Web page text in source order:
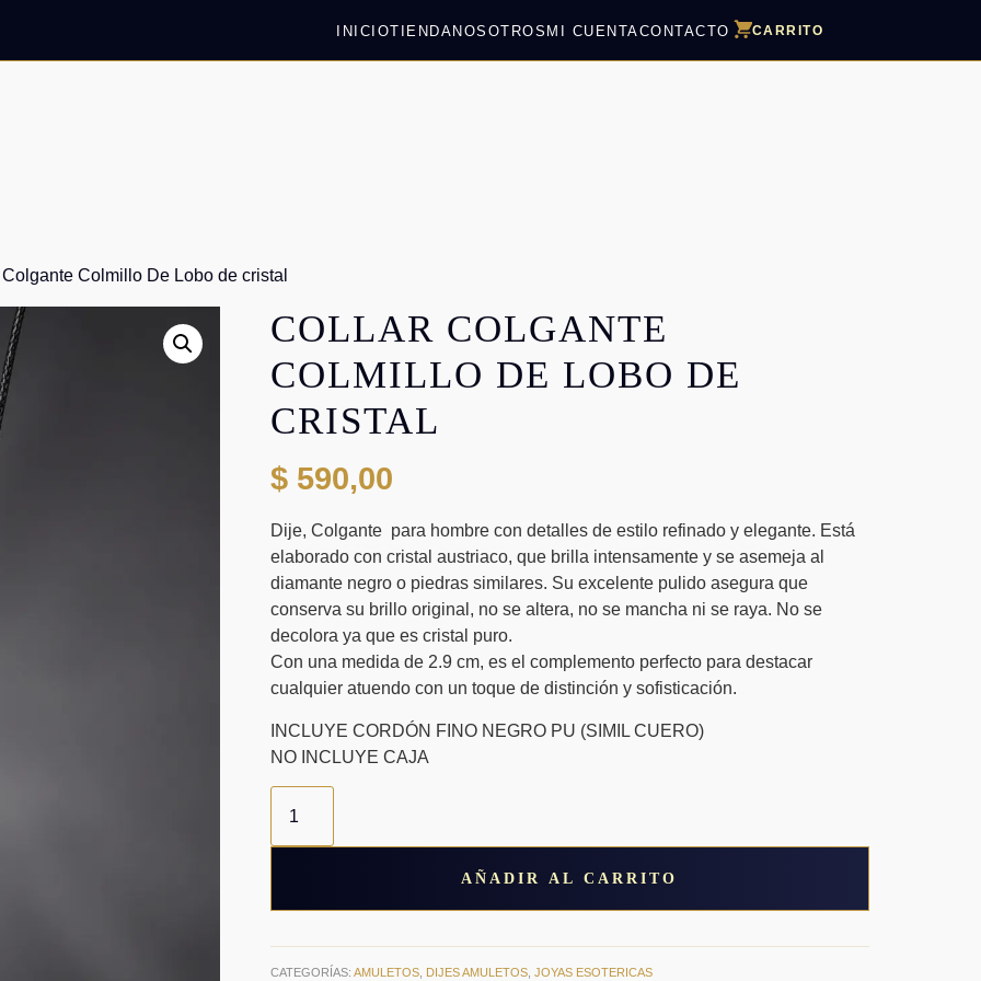
INICIOTIENDANOSOTROS MI CUENTACONTACTO CARRITO
Colmillo De Lobo de cristal
COLLAR COLGANTE
COLMILLO DE LOBO DE
CRISTAL
$590,00
Dije, Colgante para hombre con detalles de estilo refinado y elegante. Está
elaborado con cristal austriaco, que brilla intensamente y se asemeja al
diamante negro o piedras similares. Su excelente pulido asegura que
conserva su brillo original, no se altera, no se mancha ni se raya. No se
decolora ya que es cristal puro.
Con una medida de 2.9 cm, es el complemento perfecto para destacar
cualquier atuendo con un toque de distinción y sofisticación.
INCLUYE CORDÓN FINO NEGRO PU (SIMIL CUERO)
NO INCLUYE CAJA
Collar
Colgante
Colmillo
De
cantidad
AÑADIR AL CARRITO
CATEGORÍAS: AMULETOS, DIJES AMULETOS, JOYAS ESOTERICAS